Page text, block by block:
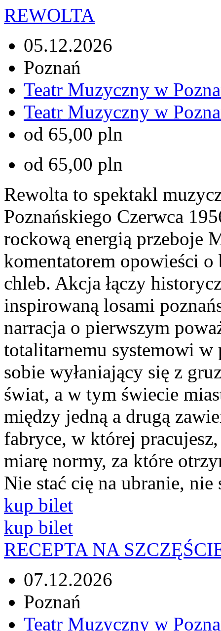
REWOLTA
05.12.2026
Poznań
Teatr Muzyczny w
Teatr Muzyczny w
od 65,00 pln
od 65,00 pln
Rewolta to spektakl
Poznańskiego Czerwca
rockową energią przeboje
komentatorem opowieści
chleb. Akcja łączy
inspirowaną losami
narracja o pierwszym
totalitarnemu systemowi
sobie wyłaniający się z
świat, a w tym świecie
między jedną a drugą
fabryce, w której
miarę normy, za które
Nie stać cię na ubranie, nie
kup bilet
kup bilet
RECEPTA NA
07.12.2026
Poznań
Teatr Muzyczny w